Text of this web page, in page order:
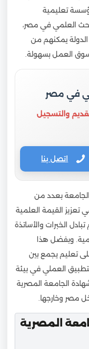
تعليمية
العلمي في مصر،
الدولة يمكنهم من
بسوق العمل بسهولة.
في مصر
والتسجيل
اتصل بنا
الجامعة بعدد من
تعزيز القيمة العلمية
الخبرات والأساتذة
وبفضل هذا
تعليم يجمع بين
العملي في بيئة
الجامعة المصرية
مصر وخارجها.
المصرية